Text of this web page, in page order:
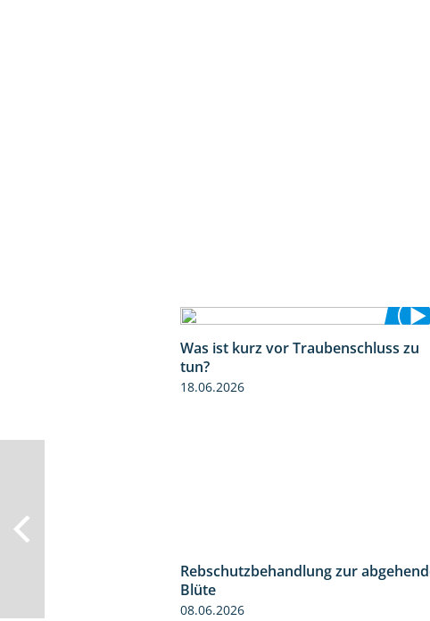
5:04
Was ist kurz vor Traubenschluss zu
tun?
18.06.2026
Rebschutzbehandlung zur
Blüte